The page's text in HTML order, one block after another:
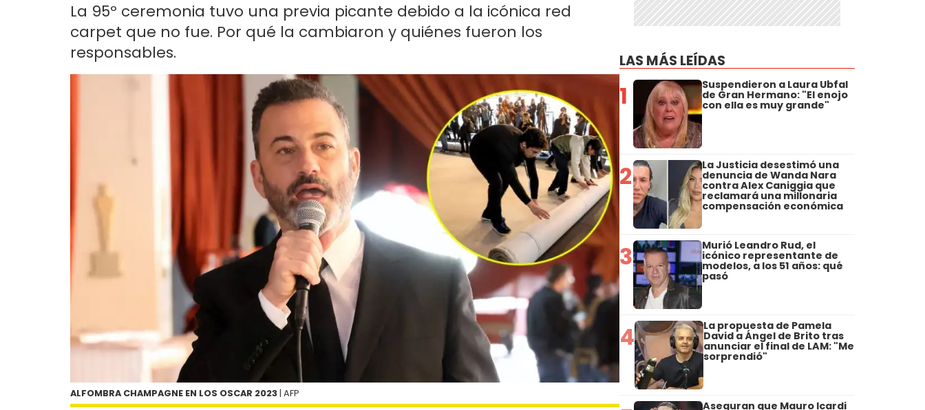
La 95º ceremonia tuvo una previa picante debido a la icónica red
carpet que no fue. Por qué la cambiaron y quiénes fueron los
responsables.
ALFOMBRA CHAMPAGNE EN LOS OSCAR 2023 | AFP
LAS MÁS LEÍDAS
1 Suspendieron a Laura Ubfal
de Gran Hermano: "El enojo
con ella es muy grande"
2 La Justicia desestimó una
denuncia de Wanda Nara
contra Alex Caniggia que
reclamará una millonaria
compensación económica
3 Murió Leandro Rud, el
icónico representante de
modelos, a los 51 años: qué
pasó
4 La propuesta de Pamela
David a Ángel de Brito tras
anunciar el final de LAM: "Me
sorprendió"
Aseguran que Mauro Icardi